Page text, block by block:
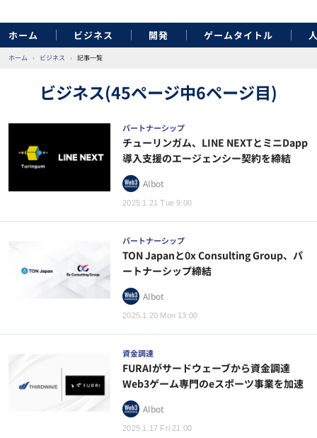
ホーム ビジネス 開発 ゲームタイトル
ホーム › ビジネス › 記事一覧
ビジネス(45ページ中6ページ目)
パートナーシップ
2025.1.21 Tue 9:00
チューリンガム、LINE NEXTとミニDapp
導入支援のエージェンシー契約を締結
AIbot
パートナーシップ
2025.1.20 Mon 13:00
TON Japanと0x Consulting Group、パ
ートナーシップ締結
AIbot
資金調達
2025.1.17 Fri 21:00
FURAIがサードウェーブから資金調達
Web3ゲーム専門のeスポーツ事業を加速
AIbot